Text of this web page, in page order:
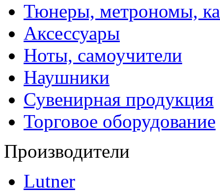
Тюнеры, метрономы,
Аксессуары
Ноты, самоучители
Наушники
Сувенирная продукция
Торговое оборудование
Производители
Lutner